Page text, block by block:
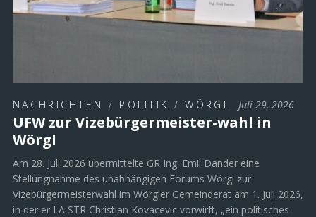
NACHRICHTEN / POLITIK /WÖRGL Juli 29, 2026
UFW zur Vizebürgermeister-wahl in
Wörgl
Am 28. Juli 2026 übermittelte GR Ing. Emil Dander eine
Stellungnahme des unabhängigen Forums Wörgl zur
Vizebürgermeisterwahl im Wörgler Gemeinderat am 1. Juli 2026,
in der er LA STR Christian Kovacevic vorwirft, „ein politisches